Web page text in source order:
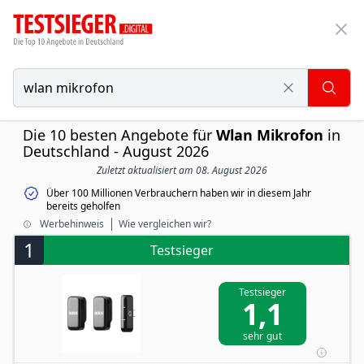
Die 10 besten Angebote für Wlan Mikrofon in
Deutschland - August 2026
Zuletzt aktualisiert am 08. August 2026
Über 100 Millionen Verbrauchern haben wir in diesem Jahr
bereits geholfen
Werbehinweis
Wie vergleichen wir?
1 Testsieger
Testsieger
1,1
sehr gut